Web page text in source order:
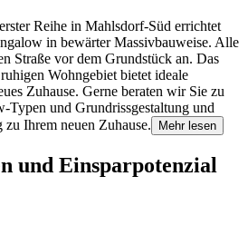
Reihe in Mahlsdorf-Süd errichtet
in bewärter Massivbauweise. Alle
Straße vor dem Grundstück an. Das
Wohngebiet bietet ideale
Zuhause. Gerne beraten wir Sie zu
Typen und Grundrissgestaltung und
Ihrem neuen Zuhause.
Mehr lesen
und Einsparpotenzial